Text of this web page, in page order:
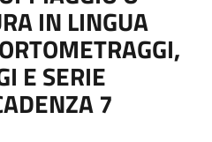
IN LINGUA
E SERIE
7